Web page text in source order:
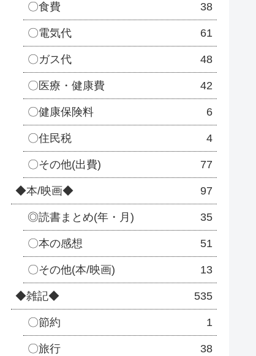
〇食費 38
〇電気代 61
〇ガス代 48
〇医療・健康費 42
〇健康保険料 6
〇住民税 4
〇その他(出費) 77
◆本/映画◆ 97
◎読書まとめ(年・月) 35
〇本の感想 51
〇その他(本/映画) 13
◆雑記◆ 535
〇節約 1
〇旅行 38